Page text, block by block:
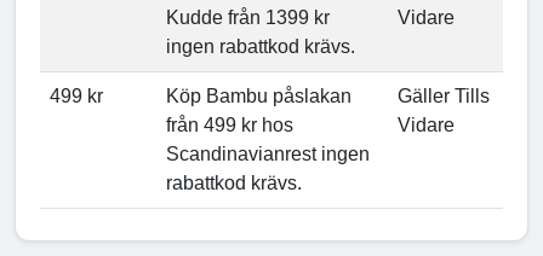
Kudde från 1399 kr
ingen rabattkod krävs.
Vidare
499 kr
Köp Bambu påslakan
från 499 kr hos
Scandinavianrest ingen
rabattkod krävs.
Gäller Tills
Vidare